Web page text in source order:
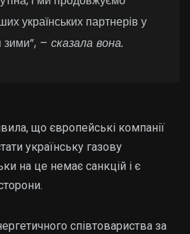
українських партнерів у
– сказала вона.
що європейські компанії
українську газову
на це немає санкцій і є
співтовариства за